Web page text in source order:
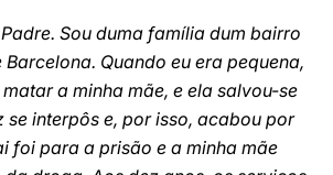
Sou duma família dum bairro
Quando eu era pequena,
a minha mãe, e ela salvou-se
se interpôs e, por isso, acabou por
foi para a prisão e a minha mãe